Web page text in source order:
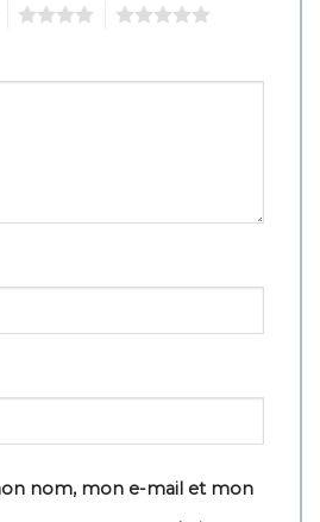
nom, mon e-mail et mon